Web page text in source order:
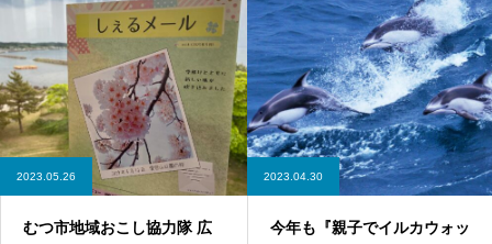
2023.05.26
むつ市地域おこし協力隊 広
2023.04.30
今年も『親子でイルカウォッ